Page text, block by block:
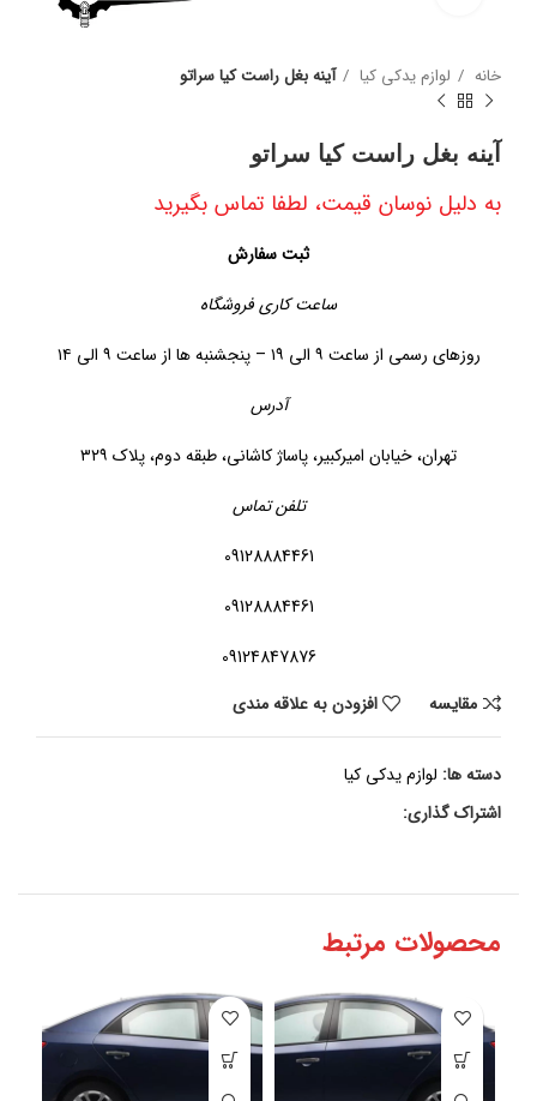
خانه لوازم یدکی کیا آینه بغل راست کیا سراتو
آینه بغل راست کیا سراتو
به دلیل نوسان قیمت، لطفا تماس بگیرید
ثبت سفارش
ساعت کاری فروشگاه
روزهای رسمی از ساعت ۹ الی ۱۹ – پنجشنبه ها از ساعت ۹ الی ۱۴
آدرس
تهران، خیابان امیرکبیر، پاساژ کاشانی، طبقه دوم، پلاک ۳۲۹
تلفن تماس
09128884461
09128884461
09124847876
مقايسه
افزودن به علاقه مندی
دسته ها: لوازم یدکی کیا
اشتراک گذاری:
محصولات مرتبط